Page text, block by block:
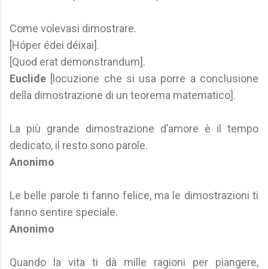
Come volevasi dimostrare.
[Hóper édei déixai].
[Quod erat demonstrandum].
Euclide [locuzione che si usa porre a conclusione
della dimostrazione di un teorema matematico].
La più grande dimostrazione d’amore è il tempo
dedicato, il resto sono parole.
Anonimo
Le belle parole ti fanno felice, ma le dimostrazioni ti
fanno sentire speciale.
Anonimo
Quando la vita ti dà mille ragioni per piangere,